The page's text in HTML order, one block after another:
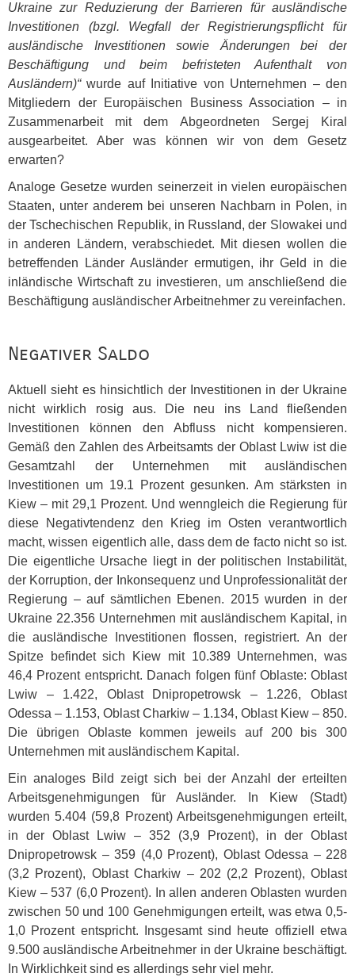
Ukraine zur Reduzierung der Barrieren für ausländische
Investitionen (bzgl. Wegfall der Registrierungspflicht für
ausländische Investitionen sowie Änderungen bei der
Beschäftigung und beim befristeten Aufenthalt von
Ausländern)“wurde auf Initiative von Unternehmen – den
Mitgliedern der Europäischen Business Association – in
Zusammenarbeit mit dem Abgeordneten Sergej Kiral
ausgearbeitet. Aber was können wir von dem Gesetz
erwarten?
Analoge Gesetze wurden seinerzeit in vielen europäischen
Staaten, unter anderem bei unseren Nachbarn in Polen, in
der Tschechischen Republik, in Russland, der Slowakei und
in anderen Ländern, verabschiedet. Mit diesen wollen die
betreffenden Länder Ausländer ermutigen, ihr Geld in die
inländische Wirtschaft zu investieren, um anschließend die
Beschäftigung ausländischer Arbeitnehmer zu vereinfachen.
Negativer Saldo
Aktuell sieht es hinsichtlich der Investitionen in der Ukraine
nicht wirklich rosig aus. Die neu ins Land fließenden
Investitionen können den Abfluss nicht kompensieren.
Gemäß den Zahlen des Arbeitsamts der Oblast Lwiw ist die
Gesamtzahl der Unternehmen mit ausländischen
Investitionen um 19.1 Prozent gesunken. Am stärksten in
Kiew – mit 29,1 Prozent. Und wenngleich die Regierung für
diese Negativtendenz den Krieg im Osten verantwortlich
macht, wissen eigentlich alle, dass dem de facto nicht so ist.
Die eigentliche Ursache liegt in der politischen Instabilität,
der Korruption, der Inkonsequenz und Unprofessionalität der
Regierung – auf sämtlichen Ebenen. 2015 wurden in der
Ukraine 22.356 Unternehmen mit ausländischem Kapital, in
die ausländische Investitionen flossen, registriert. An der
Spitze befindet sich Kiew mit 10.389 Unternehmen, was
46,4 Prozent entspricht. Danach folgen fünf Oblaste: Oblast
Lwiw – 1.422, Oblast Dnipropetrowsk – 1.226, Oblast
Odessa – 1.153, Oblast Charkiw – 1.134, Oblast Kiew – 850.
Die übrigen Oblaste kommen jeweils auf 200 bis 300
Unternehmen mit ausländischem Kapital.
Ein analoges Bild zeigt sich bei der Anzahl der erteilten
Arbeitsgenehmigungen für Ausländer. In Kiew (Stadt)
wurden 5.404 (59,8 Prozent) Arbeitsgenehmigungen erteilt,
in der Oblast Lwiw – 352 (3,9 Prozent), in der Oblast
Dnipropetrowsk – 359 (4,0 Prozent), Oblast Odessa – 228
(3,2 Prozent), Oblast Charkiw – 202 (2,2 Prozent), Oblast
Kiew – 537 (6,0 Prozent). In allen anderen Oblasten wurden
zwischen 50 und 100 Genehmigungen erteilt, was etwa 0,5-
1,0 Prozent entspricht. Insgesamt sind heute offiziell etwa
9.500 ausländische Arbeitnehmer in der Ukraine beschäftigt.
In Wirklichkeit sind es allerdings sehr viel mehr.